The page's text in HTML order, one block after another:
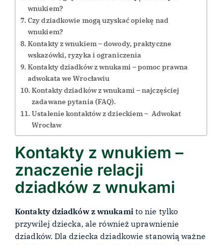
wnukiem?
Czy dziadkowie mogą uzyskać opiekę nad
wnukiem?
Kontakty z wnukiem – dowody, praktyczne
wskazówki, ryzyka i ograniczenia
Kontakty dziadków z wnukami – pomoc prawna
adwokata we Wrocławiu
Kontakty dziadków z wnukami – najczęściej
zadawane pytania (FAQ).
Ustalenie kontaktów z dzieckiem – Adwokat
Wrocław
Kontakty z wnukiem –
znaczenie relacji
dziadków z wnukami
Kontakty dziadków z wnukamito nie tylko
przywilej dziecka, ale również uprawnienie
dziadków. Dla dziecka dziadkowie stanowią ważne